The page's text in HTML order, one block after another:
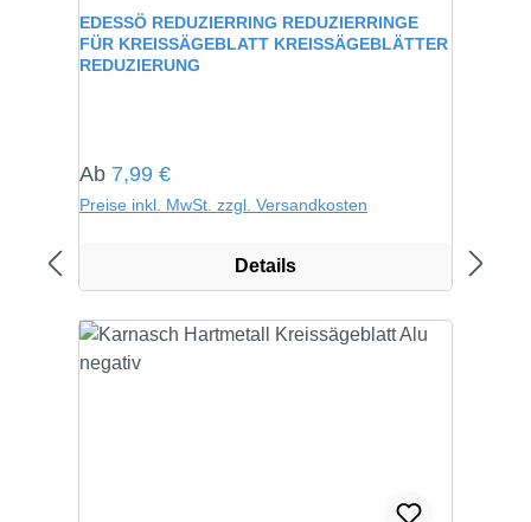
Durchschnittliche Bewertung von 5 von 5 Sternen
EDESSÖ REDUZIERRING REDUZIERRINGE
FÜR KREISSÄGEBLATT KREISSÄGEBLÄTTER
REDUZIERUNG
Regulärer Preis:
Ab 7,99 €
Preise inkl. MwSt. zzgl. Versandkosten
Details